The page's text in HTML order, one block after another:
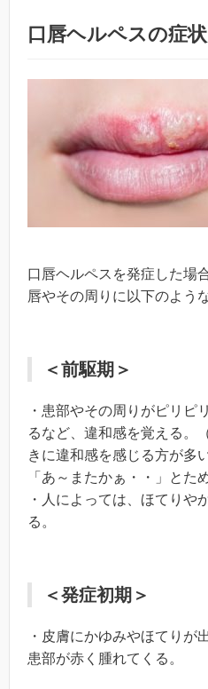
口唇ヘルペスの症
口唇ヘルペスを発症した場
唇やその周りに以下のよう
＜前駆期＞
・患部やその周りがピリピ
るなど、違和感を覚える。
きに違和感を感じる方が多
「あ～またかぁ・・」とた
・人によっては、ほてりや
る。
＜発症初期＞
・皮膚にかゆみやほてりが
患部が赤く腫れてくる。